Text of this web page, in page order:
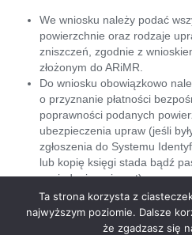
We wniosku należy podać
powierzchnie oraz rodzaje
zniszczeń, zgodnie z
złożonym do ARiMR.
Do wniosku obowiązkowo
o przyznanie płatności
poprawności podanych
ubezpieczenia upraw (jeśli
zgłoszenia do Systemu
lub kopię księgi stada bądź
posiadania zwierząt).
FORMULARZ do pobraniaTUTAJ
Ta strona korzysta z
najwyższym poziomie. Dalsze
że zgadzasz się